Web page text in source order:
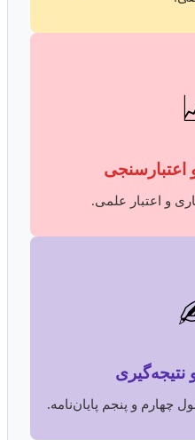
اعتبارسنجی
و اعتبار علمی.
چهارم و پنجم پایان‌نامه.